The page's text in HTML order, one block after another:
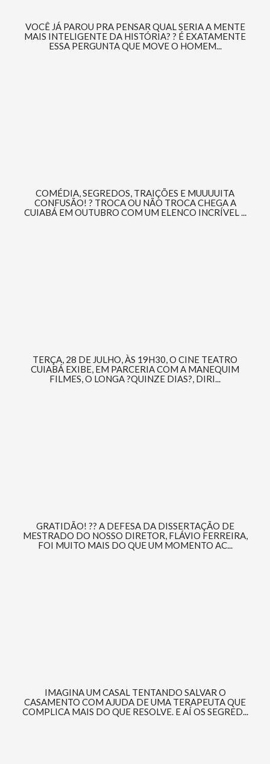
VOCÊ JÁ PAROU PRA PENSAR QUAL SERIA A MENTE
MAIS INTELIGENTE DA HISTÓRIA? ? É EXATAMENTE
ESSA PERGUNTA QUE MOVE O HOMEM...
COMÉDIA, SEGREDOS, TRAIÇÕES E MUUUUITA
CONFUSÃO! ? TROCA OU NÃO TROCA CHEGA A
CUIABÁ EM OUTUBRO COM UM ELENCO INCRÍVEL ...
TERÇA, 28 DE JULHO, ÀS 19H30, O CINE TEATRO
CUIABÁ EXIBE, EM PARCERIA COM A MANEQUIM
FILMES, O LONGA ?QUINZE DIAS?, DIRI...
GRATIDÃO! ?? A DEFESA DA DISSERTAÇÃO DE
MESTRADO DO NOSSO DIRETOR, FLÁVIO FERREIRA,
FOI MUITO MAIS DO QUE UM MOMENTO AC...
IMAGINA UM CASAL TENTANDO SALVAR O
CASAMENTO COM AJUDA DE UMA TERAPEUTA QUE
COMPLICA MAIS DO QUE RESOLVE. E AÍ OS SEGRED...